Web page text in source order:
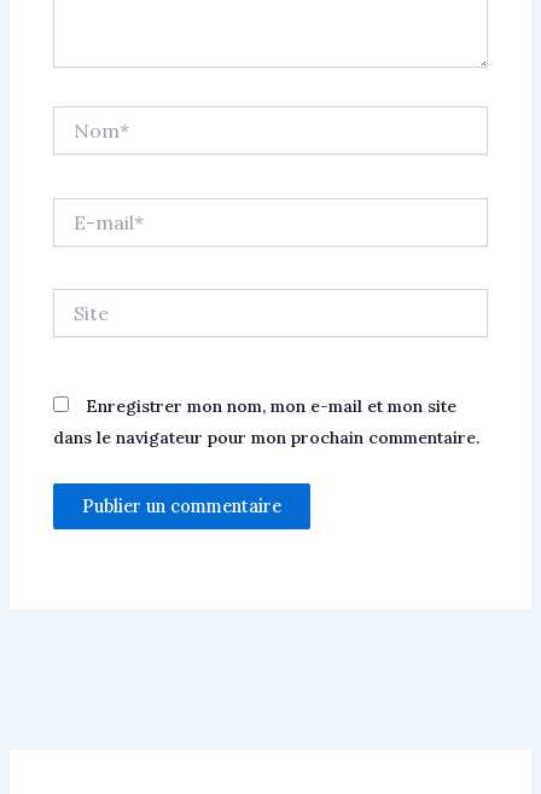
mail*
Enregistrer mon nom, mon e-mail et mon site
dans le navigateur pour mon prochain commentaire.